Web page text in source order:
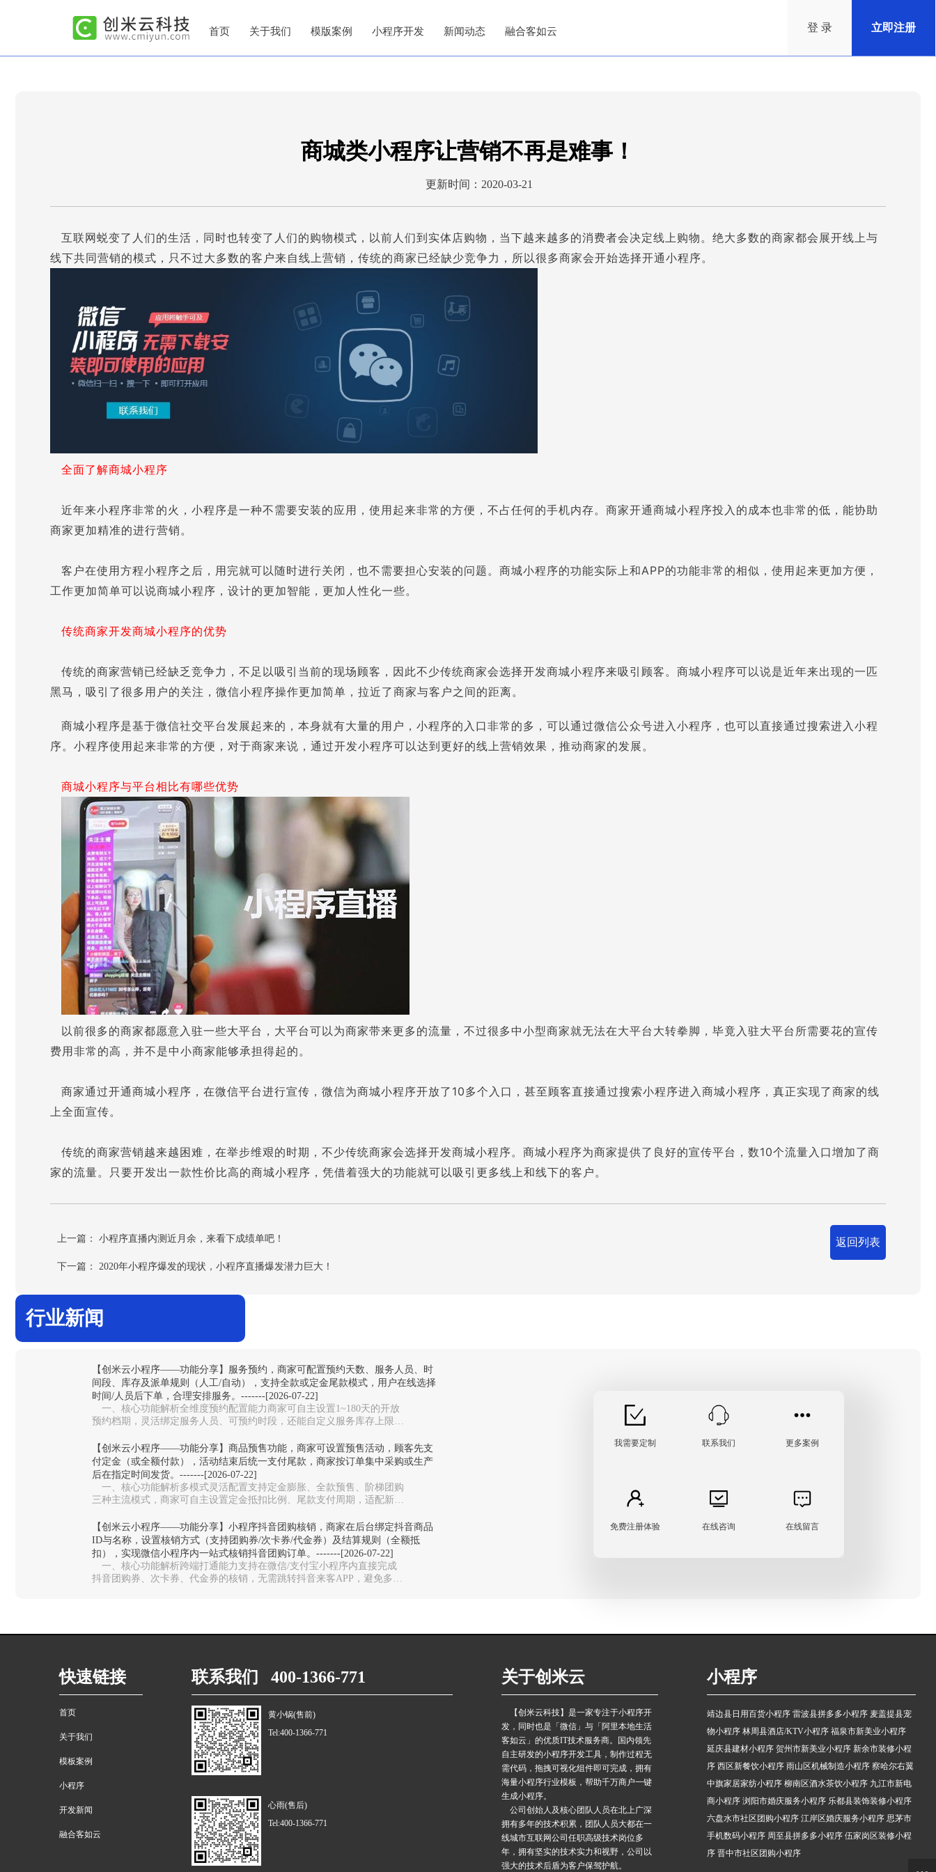
首页 关于我们 模版案例 小程序开发 新闻动态 融合客如云 登 录 立即注册
商城类小程序让营销不再是难事！
更新时间：2020-03-21
互联网蜕变了人们的生活，同时也转变了人们的购物模式，以前人们到实体店购物，当下越来越多的消费者会决定线上购物。绝大多数的商家都会展开线上与
线下共同营销的模式，只不过大多数的客户来自线上营销，传统的商家已经缺少竞争力，所以很多商家会开始选择开通小程序。
全面了解商城小程序
近年来小程序非常的火，小程序是一种不需要安装的应用，使用起来非常的方便，不占任何的手机内存。商家开通商城小程序投入的成本也非常的低，能协助
商家更加精准的进行营销。
客户在使用方程小程序之后，用完就可以随时进行关闭，也不需要担心安装的问题。商城小程序的功能实际上和APP的功能非常的相似，使用起来更加方便，
工作更加简单可以说商城小程序，设计的更加智能，更加人性化一些。
传统商家开发商城小程序的优势
传统的商家营销已经缺乏竞争力，不足以吸引当前的现场顾客，因此不少传统商家会选择开发商城小程序来吸引顾客。商城小程序可以说是近年来出现的一匹
黑马，吸引了很多用户的关注，微信小程序操作更加简单，拉近了商家与客户之间的距离。
商城小程序是基于微信社交平台发展起来的，本身就有大量的用户，小程序的入口非常的多，可以通过微信公众号进入小程序，也可以直接通过搜索进入小程
序。小程序使用起来非常的方便，对于商家来说，通过开发小程序可以达到更好的线上营销效果，推动商家的发展。
商城小程序与平台相比有哪些优势
以前很多的商家都愿意入驻一些大平台，大平台可以为商家带来更多的流量，不过很多中小型商家就无法在大平台大转拳脚，毕竟入驻大平台所需要花的宣传
费用非常的高，并不是中小商家能够承担得起的。
商家通过开通商城小程序，在微信平台进行宣传，微信为商城小程序开放了10多个入口，甚至顾客直接通过搜索小程序进入商城小程序，真正实现了商家的线
上全面宣传。
传统的商家营销越来越困难，在举步维艰的时期，不少传统商家会选择开发商城小程序。商城小程序为商家提供了良好的宣传平台，数10个流量入口增加了商
家的流量。只要开发出一款性价比高的商城小程序，凭借着强大的功能就可以吸引更多线上和线下的客户。
上一篇： 小程序直播内测近月余，来看下成绩单吧！
下一篇： 2020年小程序爆发的现状，小程序直播爆发潜力巨大！
返回列表
行业新闻
【创米云小程序——功能分享】服务预约，商家可配置预约天数、服务人员、时
间段、库存及派单规则（人工/自动），支持全款或定金尾款模式，用户在线选择
时间/人员后下单，合理安排服务。-------[2026-07-22]
一、核心功能解析全维度预约配置能力‌商家可自主设置1~180天的开放
预约档期，灵活绑定服务人员、可预约时段，还能自定义服务库存上限，
【创米云小程序——功能分享】商品预售功能，商家可设置预售活动，顾客先支
付定金（或全额付款），活动结束后统一支付尾款，商家按订单集中采购或生产
后在指定时间发货。-------[2026-07-22]
一、核心功能解析多模式灵活配置‌支持定金膨胀、全款预售、阶梯团购
三种主流模式，商家可自主设置定金抵扣比例、尾款支付周期，适配新品
【创米云小程序——功能分享】小程序抖音团购核销，商家在后台绑定抖音商品
ID与名称，设置核销方式（支持团购券/次卡券/代金券）及结算规则（全额抵
扣），实现微信小程序内一站式核销抖音团购订单。-------[2026-07-22]
一、核心功能解析跨端打通能力‌支持在微信/支付宝小程序内直接完成
抖音团购券、次卡券、代金券的核销，无需跳转抖音来客APP，避免多系
我需要定制 联系我们 更多案例
免费注册体验 在线咨询 在线留言
快速链接
首页
关于我们
模板案例
小程序
开发新闻
融合客如云
联系我们 400-1366-771
黄小锅(售前)
Tel:400-1366-771
心雨(售后)
Tel:400-1366-771
关于创米云
【创米云科技】是一家专注于小程序开
发，同时也是「微信」与「阿里本地生活
客如云」的优质IT技术服务商。国内领先
自主研发的小程序开发工具，制作过程无
需代码，拖拽可视化组件即可完成，拥有
海量小程序行业模板，帮助千万商户一键
生成小程序。
公司创始人及核心团队人员在北上广深
拥有多年的技术积累，团队人员大都在一
线城市互联网公司任职高级技术岗位多
年，拥有坚实的技术实力和视野，公司以
强大的技术后盾为客户保驾护航。
小程序
靖边县日用百货小程序 雷波县拼多多小程序 麦盖提县宠
物小程序 林周县酒店/KTV小程序 福泉市新美业小程序
延庆县建材小程序 贺州市新美业小程序 新余市装修小程
序 西区新餐饮小程序 雨山区机械制造小程序 察哈尔右翼
中旗家居家纺小程序 柳南区酒水茶饮小程序 九江市新电
商小程序 浏阳市婚庆服务小程序 乐都县装饰装修小程序
六盘水市社区团购小程序 江岸区婚庆服务小程序 思茅市
手机数码小程序 周至县拼多多小程序 伍家岗区装修小程
序 晋中市社区团购小程序